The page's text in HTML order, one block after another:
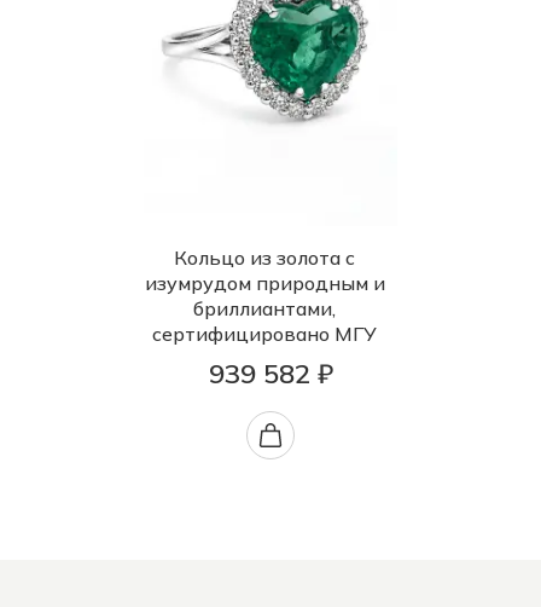
Кольцо из золота с
изумрудом природным и
бриллиантами,
сертифицировано МГУ
939 582 ₽